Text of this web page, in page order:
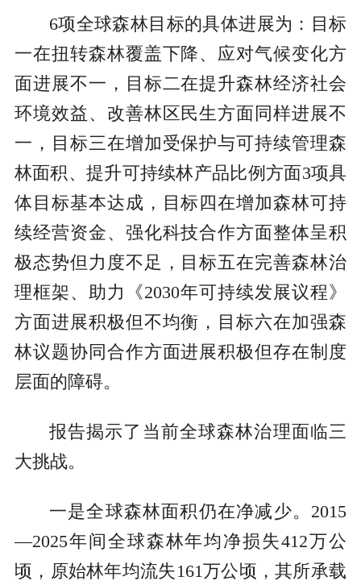
6项全球森林目标的具体进展为：目标
一在扭转森林覆盖下降、应对气候变化方
面进展不一，目标二在提升森林经济社会
环境效益、改善林区民生方面同样进展不
一，目标三在增加受保护与可持续管理森
林面积、提升可持续林产品比例方面3项具
体目标基本达成，目标四在增加森林可持
续经营资金、强化科技合作方面整体呈积
极态势但力度不足，目标五在完善森林治
理框架、助力《2030年可持续发展议程》
方面进展积极但不均衡，目标六在加强森
林议题协同合作方面进展积极但存在制度
层面的障碍。
报告揭示了当前全球森林治理面临三
大挑战。
一是全球森林面积仍在净减少。2015
—2025年间全球森林年均净损失412万公
顷，原始林年均流失161万公顷，其所承载